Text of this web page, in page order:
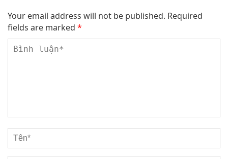
Your email address will not be published. Required
fields are marked *